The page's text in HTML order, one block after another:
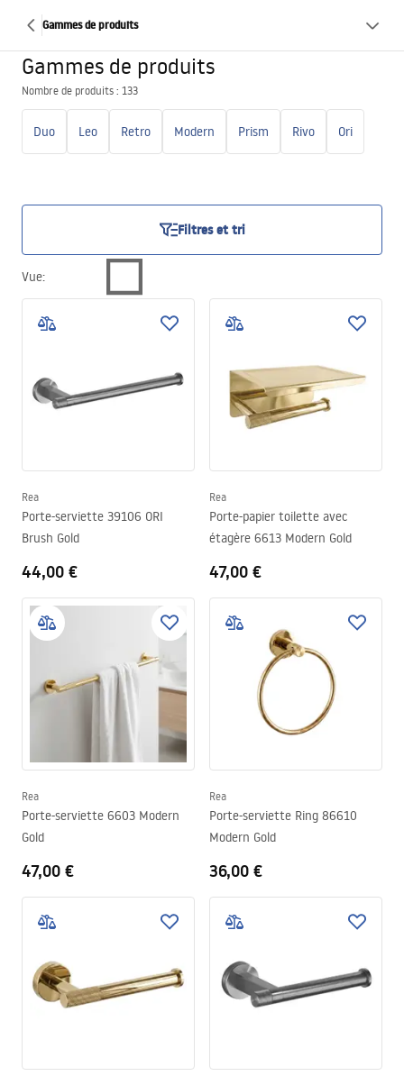
Gammes de produits
Gammes de produits
Nombre de produits : 133
Duo Leo Retro Modern Prism Rivo Ori
Filtres et tri
Vue:
Rea
Porte-serviette 39106 ORI
Brush Gold
44,00 €
Rea
Porte-papier toilette avec
étagère 6613 Modern Gold
47,00 €
Rea
Porte-serviette 6603 Modern
Gold
47,00 €
Rea
Porte-serviette Ring 86610
Modern Gold
36,00 €